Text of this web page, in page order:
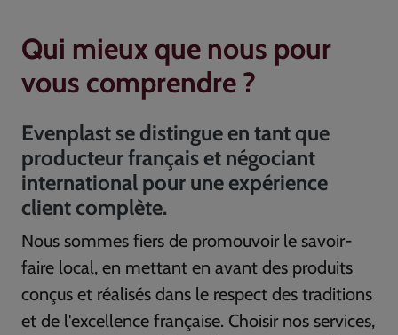
Qui mieux que nous pour
vous comprendre ?
Evenplast se distingue en tant que
producteur français et négociant
international pour une expérience
client complète.
Nous sommes fiers de promouvoir le savoir-
faire local, en mettant en avant des produits
conçus et réalisés dans le respect des traditions
et de l'excellence française. Choisir nos services,